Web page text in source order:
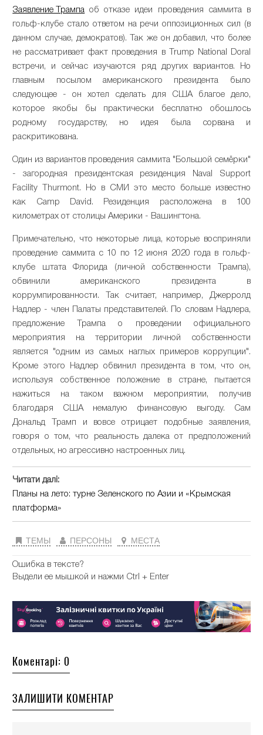
Заявление Трампа об отказе идеи проведения саммита в
гольф-клубе стало ответом на речи оппозиционных сил (в
данном случае, демократов). Так же он добавил, что более
не рассматривает факт проведения в Trump National Doral
встречи, и сейчас изучаются ряд других вариантов. Но
главным посылом американского президента было
следующее - он хотел сделать для США благое дело,
которое якобы бы практически бесплатно обошлось
родному государству, но идея была сорвана и
раскритикована.
Один из вариантов проведения саммита "Большой семёрки"
- загородная президентская резиденция Naval Support
Facility Thurmont. Но в СМИ это место больше известно
как Camp David. Резиденция расположена в 100
километрах от столицы Америки - Вашингтона.
Примечательно, что некоторые лица, которые восприняли
проведение саммита с 10 по 12 июня 2020 года в гольф-
клубе штата Флорида (личной собственности Трампа),
обвинили американского президента в
коррумпированности. Так считает, например, Джерролд
Надлер - член Палаты представителей. По словам Надлера,
предложение Трампа о проведении официального
мероприятия на территории личной собственности
является "одним из самых наглых примеров коррупции".
Кроме этого Надлер обвинил президента в том, что он,
используя собственное положение в стране, пытается
нажиться на таком важном мероприятии, получив
благодаря США немалую финансовую выгоду. Сам
Дональд Трамп и вовсе отрицает подобные заявления,
говоря о том, что реальность далека от предположений
отдельных, но агрессивно настроенных лиц.
Читати далі:
Планы на лето: турне Зеленского по Азии и «Крымская
платформа»
ТЕМЫ ПЕРСОНЫ МЕСТА
Ошибка в тексте?
Выдели ее мышкой и нажми Ctrl + Enter
Коментарі: 0
ЗАЛИШИТИ КОМЕНТАР